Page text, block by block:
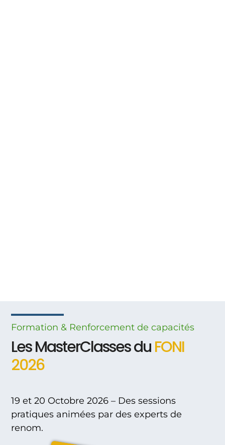
Formation & Renforcementde capacités
Les MasterClasses duFONI
2026
19 et 20 Octobre 2026 – Des sessions
pratiques animées par des experts de
renom.